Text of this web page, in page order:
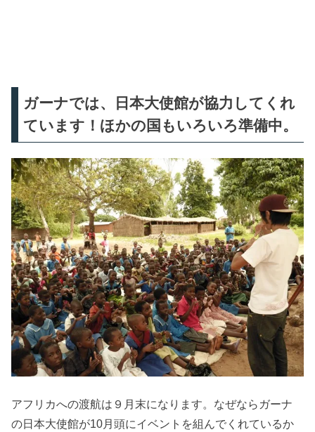
ガーナでは、日本大使館が協力してくれ
ています！ほかの国もいろいろ準備中。
アフリカへの渡航は９月末になります。なぜならガーナ
の日本大使館が10月頭にイベントを組んでくれているか